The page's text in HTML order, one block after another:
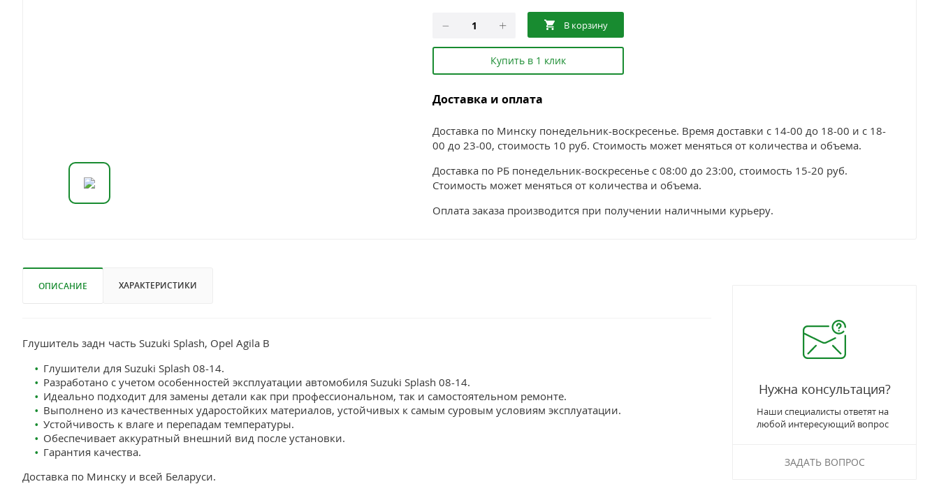
Купить в 1 клик
Доставка и оплата
Доставка по Минску понедельник-воскресенье. Время доставки с 14-00 до 18-00 и с 18-
00 до 23-00, стоимость 10 руб. Стоимость может меняться от количества и объема.
Доставка по РБ понедельник-воскресенье с 08:00 до 23:00, стоимость 15-20 руб.
Стоимость может меняться от количества и объема.
Оплата заказа производится при получении наличными курьеру.
ОПИСАНИЕ ХАРАКТЕРИСТИКИ
Глушитель задн часть Suzuki Splash, Opel Agila B
Глушители для Suzuki Splash 08-14.
Разработано с учетом особенностей эксплуатации автомобиля Suzuki Splash 08-14.
Идеально подходит для замены детали как при профессиональном, так и самостоятельном ремонте.
Выполнено из качественных ударостойких материалов, устойчивых к самым суровым условиям эксплуатации.
Устойчивость к влаге и перепадам температуры.
Обеспечивает аккуратный внешний вид после установки.
Гарантия качества.
Доставка по Минску и всей Беларуси.
Нужна консультация?
Наши специалисты ответят на
любой интересующий вопрос
ЗАДАТЬ ВОПРОС